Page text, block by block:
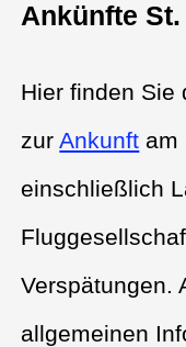
Ankünfte
Hier finden Sie
zurAnkunft am
einschließlich
Verspätungen.
allgemeinen